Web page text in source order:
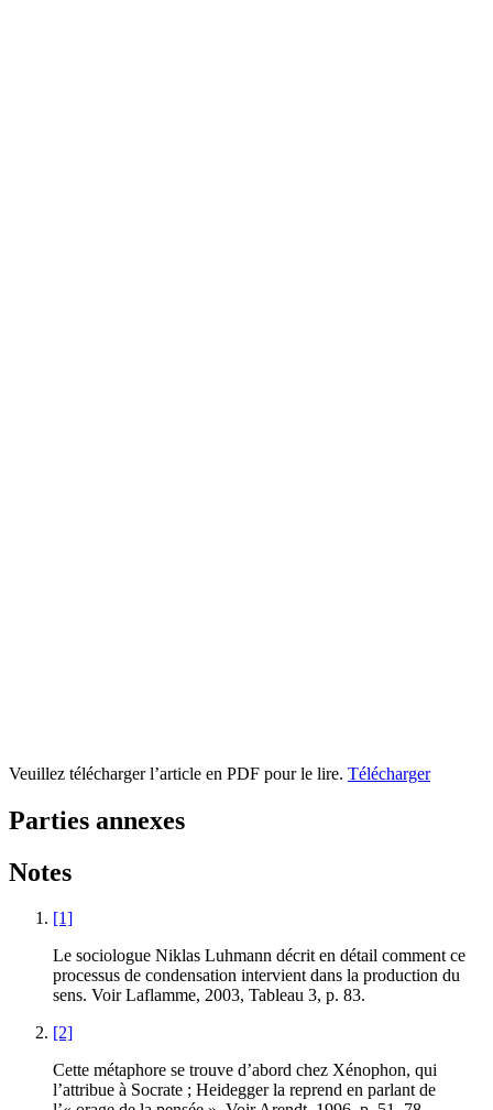
Veuillez télécharger l’article en PDF pour le lire. Télécharger
Parties annexes
Notes
[1]
Le sociologue Niklas Luhmann décrit en détail comment ce
processus de condensation intervient dans la production du
sens. Voir Laflamme, 2003, Tableau 3, p. 83.
[2]
Cette métaphore se trouve d’abord chez Xénophon, qui
l’attribue à Socrate ; Heidegger la reprend en parlant de